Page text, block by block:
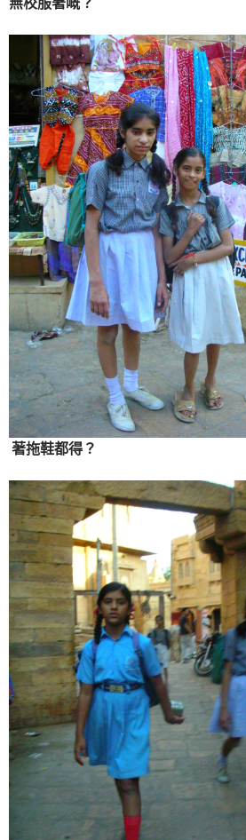
著拖鞋都得？